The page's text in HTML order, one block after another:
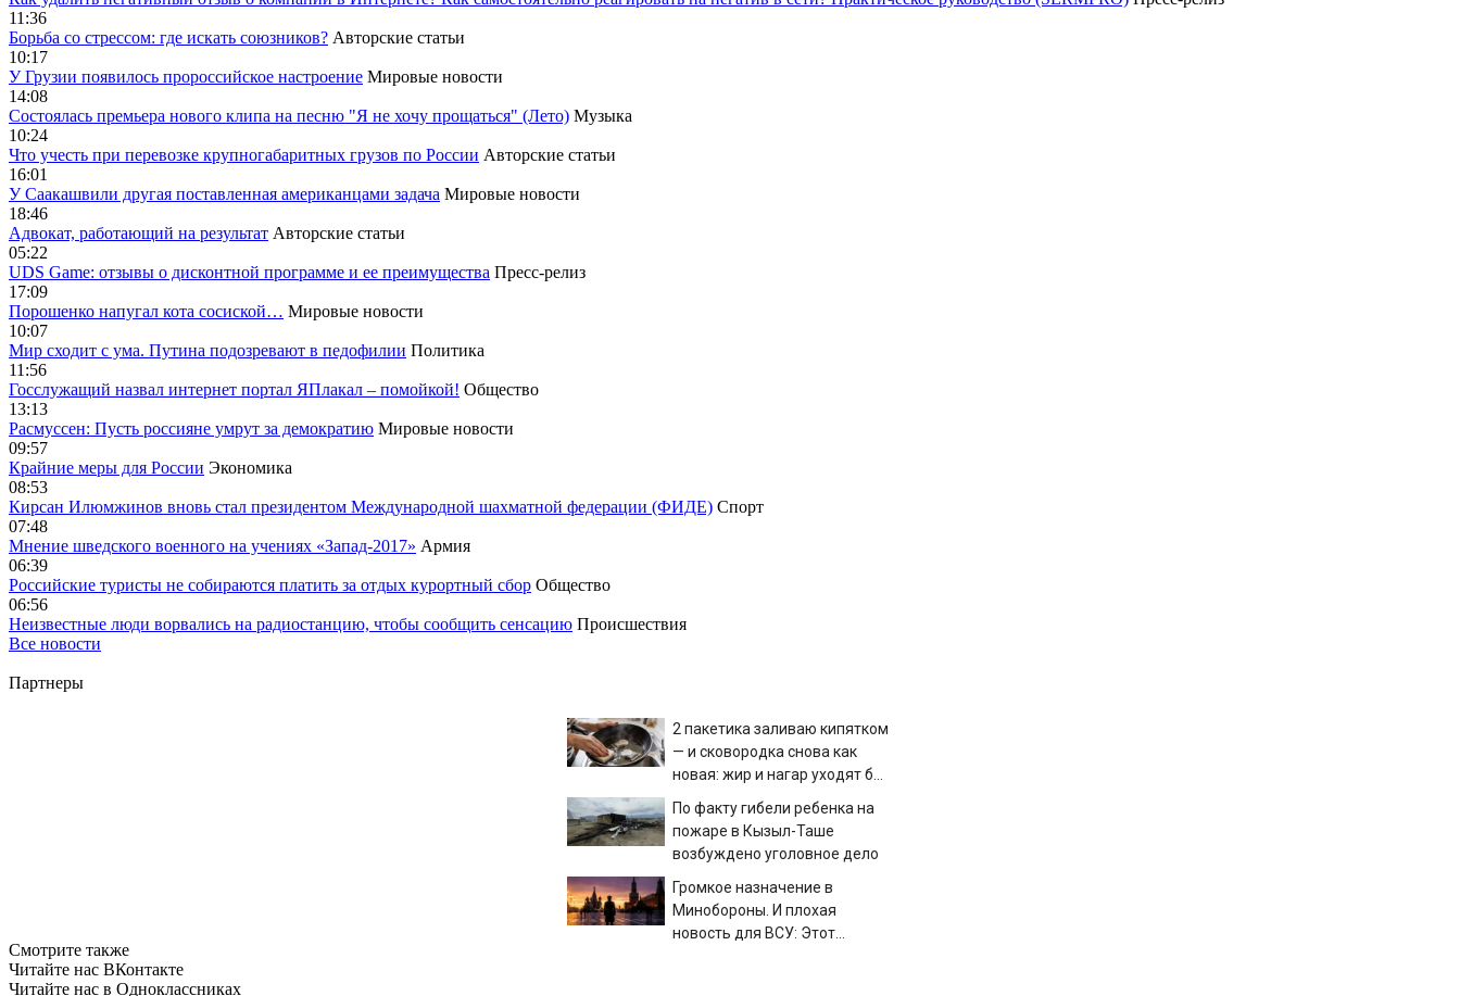
11:36
Борьба со стрессом: где искать союзников? Авторские статьи
10:17
У Грузии появилось пророссийское настроение Мировые новости
14:08
Cостоялась премьера нового клипа на песню "Я не хочу прощаться" (Лето) Музыка
10:24
Что учесть при перевозке крупногабаритных грузов по России Авторские статьи
16:01
У Саакашвили другая поставленная американцами задача Мировые новости
18:46
Адвокат, работающий на результат Авторские статьи
05:22
UDS Game: отзывы о дисконтной программе и ее преимущества Пресс-релиз
17:09
Порошенко напугал кота сосиской… Мировые новости
10:07
Мир сходит с ума. Путина подозревают в педофилии Политика
11:56
Госслужащий назвал интернет портал ЯПлакал – помойкой! Общество
13:13
Расмуссен: Пусть россияне умрут за демократию Мировые новости
09:57
Крайние меры для России Экономика
08:53
Кирсан Илюмжинов вновь стал президентом Международной шахматной федерации (ФИДЕ) Спорт
07:48
Мнение шведского военного на учениях «Запад-2017» Армия
06:39
Российские туристы не собираются платить за отдых курортный сбор Общество
06:56
Неизвестные люди ворвались на радиостанцию, чтобы сообщить сенсацию Происшествия
Все новости
Партнеры
2 пакетика заливаю кипятком
— и сковородка снова как
новая: жир и нагар уходят без
По факту гибели ребенка на
пожаре в Кызыл-Таше
возбуждено уголовное дело
Громкое назначение в
Минобороны. И плохая
новость для ВСУ: Этот
Смотрите также
Читайте нас ВКонтакте
Читайте нас в Одноклассниках